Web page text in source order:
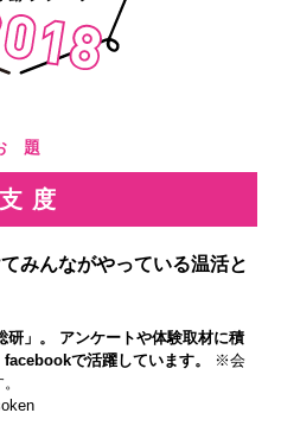
題
度
みんながやっている温活と
」。 アンケートや体験取材に積
で活躍しています。
※会